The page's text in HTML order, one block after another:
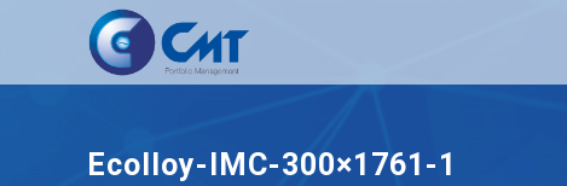
Ecolloy-IMC-300×1761-1